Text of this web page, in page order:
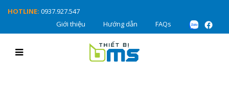
HOTLINE: 0937.927.547
Giới thiệu
Hướng dẫn FAQs